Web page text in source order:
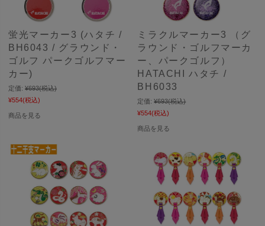
蛍光マーカー3 (ハタチ /
BH6043 / グラウンド・
ゴルフ パークゴルフマー
カー)
定価: ¥693(税込)
¥554(税込)
商品を見る
ミラクルマーカー3 （グ
ラウンド・ゴルフマーカ
ー、パークゴルフ）
HATACHI ハタチ /
BH6033
定価: ¥693(税込)
¥554(税込)
商品を見る